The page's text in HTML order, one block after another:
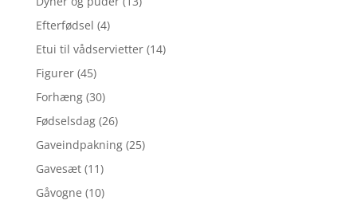
Efterfødsel (4)
Etui til vådservietter (14)
Figurer (45)
Forhæng (30)
Fødselsdag (26)
Gaveindpakning (25)
Gavesæt (11)
Gåvogne (10)